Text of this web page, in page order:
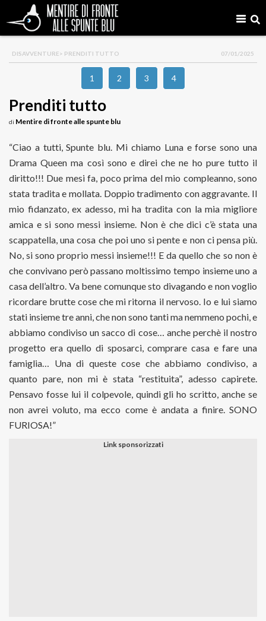
DISAVVENTURE> PRENDITI TUTTO 07/01/2025
1 2 3 4
Prenditi tutto
di Mentire di fronte alle spunte blu
“Ciao a tutti, Spunte blu. Mi chiamo Luna e forse sono una
Drama Queen ma così sono e direi che ne ho pure tutto il
diritto!!! Due mesi fa, poco prima del mio compleanno, sono
stata tradita e mollata. Doppio tradimento con aggravante. Il
mio fidanzato, ex adesso, mi ha tradita con la mia migliore
amica e si sono messi insieme. Non è che dici c’è stata una
scappatella, una cosa che poi uno si pente e non ci pensa più.
No, si sono proprio messi insieme!!! E da quello che so non è
che convivano però passano moltissimo tempo insieme uno a
casa dell’altro. Va bene comunque sto divagando e non voglio
ricordare brutte cose che mi ritorna il nervoso. Io e lui siamo
stati insieme tre anni, che non sono tanti ma nemmeno pochi, e
abbiamo condiviso un sacco di cose… anche perchè il nostro
progetto era quello di sposarci, comprare casa e fare una
famiglia… Una di queste cose che abbiamo condiviso, a
quanto pare, non mi è stata “restituita”, adesso capirete.
Pensavo fosse lui il colpevole, quindi gli ho scritto, anche se
non avrei voluto, ma ecco come è andata a finire. SONO
FURIOSA!”